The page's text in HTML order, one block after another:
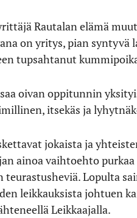
Rautalan elämä
on yritys, pian syntyvä
tupsahtanut
oivan oppitunnin
itsekäs ja
jokaista ja
ainoa vaihtoehto
teurastusheviä. Lopulta
leikkauksista johtuen
Leikkaajalla.